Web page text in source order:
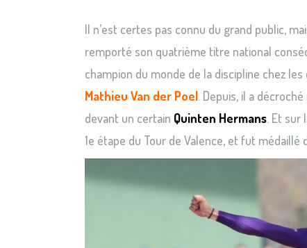
Il n’est certes pas connu du grand public,
remporté son quatrième titre national
champion du monde de la discipline chez
Mathieu Van der Poel. Depuis, il a
devant un certain Quinten Hermans. Et sur
1e étape du Tour de Valence, et fut